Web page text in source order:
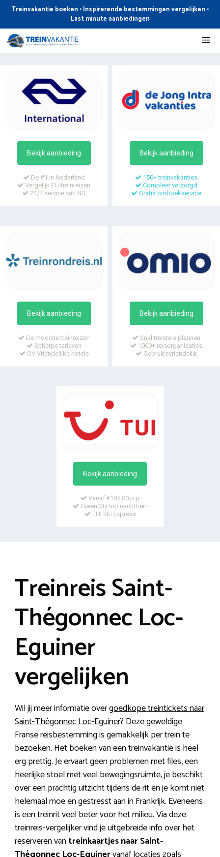
de
inhoud
Treinvakantie boeken • Inspirerende bestemmingen vergelijken •
Last minute aanbiedingen
Bekijk aanbieding
De #1 in Nederland
Vergelijk EU-treinreizen
24/7 service van NS
Bekijk aanbieding
150+ treinvakanties
Compleet verzorgd
Gratis omboekservice
Bekijk aanbieding
De mooiste treinreizen
Scherpe tarieven
OV Vriendelijke hotels
Bekijk aanbieding
Snel treinreis plannen
1000+ reisorganisaties
Gebruiksvriendelijk
Bekijk aanbieding
Vanaf €105,00 p.p
GreenCityTrip nachttrein
TUI Ski Express
Treinreis Saint-
Thégonnec Loc-
Eguiner
vergelijken
Wil jij meer informatie overgoedkope treintickets naar
Saint-Thégonnec Loc-Eguiner? Deze geweldige
Franse reisbestemming is gemakkelijk per trein te
bezoeken. Het boeken van een treinvakantie is heel
erg prettig. Je ervaart geen problemen met files, een
heerlijke stoel met veel bewegingsruimte, je beschikt
over een prachtig uitzicht tijdens de rit en je komt niet
helemaal moe en gestresst aan in Frankrijk. Eveneens
is een treinrit veel beter voor het milieu. Via deze
treinreis-vergelijker vind je uitgebreide info over het
reserveren vantreinkaartjes naar Saint-